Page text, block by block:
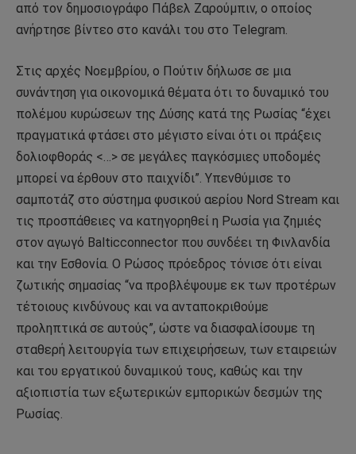
από τον δημοσιογράφο Πάβελ Ζαρούμπιν, ο οποίος
ανήρτησε βίντεο στο κανάλι του στο Telegram.
Στις αρχές Νοεμβρίου, ο Πούτιν δήλωσε σε μια
συνάντηση για οικονομικά θέματα ότι το δυναμικό του
πολέμου κυρώσεων της Δύσης κατά της Ρωσίας “έχει
πραγματικά φτάσει στο μέγιστο είναι ότι οι πράξεις
δολιοφθοράς <…> σε μεγάλες παγκόσμιες υποδομές
μπορεί να έρθουν στο παιχνίδι”. Υπενθύμισε το
σαμποτάζ στο σύστημα φυσικού αερίου Nord Stream και
τις προσπάθειες να κατηγορηθεί η Ρωσία για ζημιές
στον αγωγό Balticconnector που συνδέει τη Φινλανδία
και την Εσθονία. Ο Ρώσος πρόεδρος τόνισε ότι είναι
ζωτικής σημασίας “να προβλέψουμε εκ των προτέρων
τέτοιους κινδύνους και να ανταποκριθούμε
προληπτικά σε αυτούς”, ώστε να διασφαλίσουμε τη
σταθερή λειτουργία των επιχειρήσεων, των εταιρειών
και του εργατικού δυναμικού τους, καθώς και την
αξιοπιστία των εξωτερικών εμπορικών δεσμών της
Ρωσίας.